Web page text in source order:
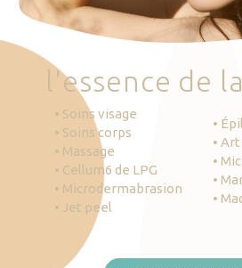
'essence de la
• Soins visage
• Soins corps
• Massage
• Cellum6 de LPG
• Microdermabrasion
• Jet peel
•
•
•
•
•